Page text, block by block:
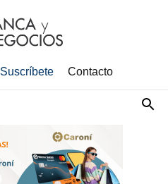
Suscríbete Contacto